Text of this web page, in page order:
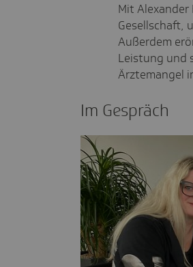
Mit
Gesellschaft,
Außerdem
Leistung und
Ärztemangel
Im Gespräch